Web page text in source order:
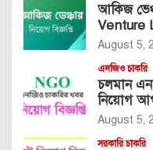
আকিজ
Venture
August 5,
এনজিও চাকরি
চলমান
নিয়োগ
August 5,
সরকারি চাকরি